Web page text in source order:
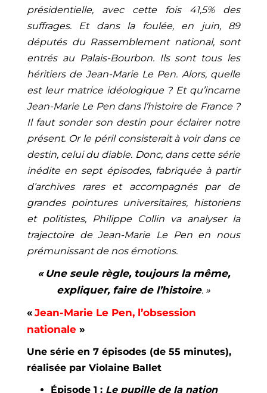
présidentielle, avec cette fois 41,5% des
suffrages. Et dans la foulée, en juin, 89
députés du Rassemblement national, sont
entrés au Palais-Bourbon. Ils sont tous les
héritiers de Jean-Marie Le Pen. Alors, quelle
est leur matrice idéologique ? Et qu’incarne
Jean-Marie Le Pen dans l’histoire de France ?
Il faut sonder son destin pour éclairer notre
présent. Or le péril consisterait à voir dans ce
destin, celui du diable. Donc, dans cette série
inédite en sept épisodes, fabriquée à partir
d’archives rares et accompagnés par de
grandes pointures universitaires, historiens
et politistes, Philippe Collin va analyser la
trajectoire de Jean-Marie Le Pen en nous
prémunissant de nos émotions.
« Une seule règle, toujours la même,
expliquer, faire de l’histoire. »
« Jean-Marie Le Pen, l’obsession
nationale »
Une série en 7 épisodes (de 55 minutes),
réalisée par Violaine Ballet
Épisode 1 : Le pupille de la nation